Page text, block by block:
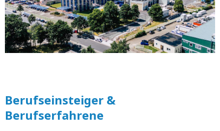
Berufseinsteiger &
Berufserfahrene